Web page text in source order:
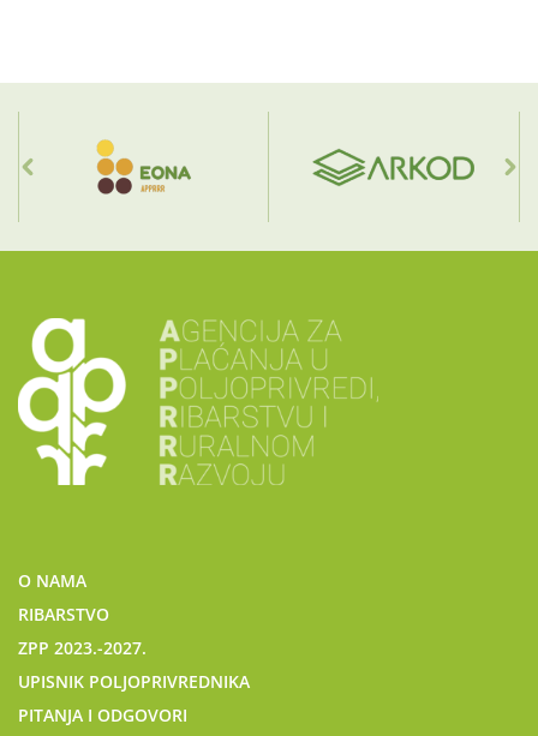
O NAMA
RIBARSTVO
ZPP 2023.-2027.
UPISNIK POLJOPRIVREDNIKA
PITANJA I ODGOVORI